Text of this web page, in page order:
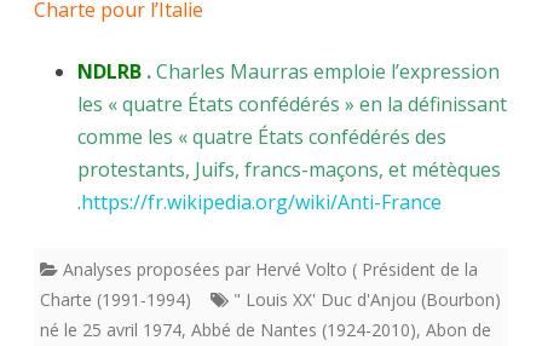
Charte pour l’Italie
NDLRB .Charles Maurras emploie l’expression
les « quatre États confédérés » en la définissant
comme les « quatre États confédérés des
protestants, Juifs, francs-maçons, et métèques
.https://fr.wikipedia.org/wiki/Anti-France
Analyses proposées par Hervé Volto ( Président de la
Charte (1991-1994)
" Louis XX' Duc d'Anjou (Bourbon)
né le 25 avril 1974, Abbé de Nantes (1924-2010), Abon de